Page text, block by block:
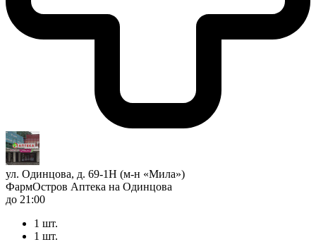
ул. Одинцова, д. 69-1Н (м-н «Мила»)
ФармОстров Аптека на Одинцова
до 21:00
1 шт.
1 шт.